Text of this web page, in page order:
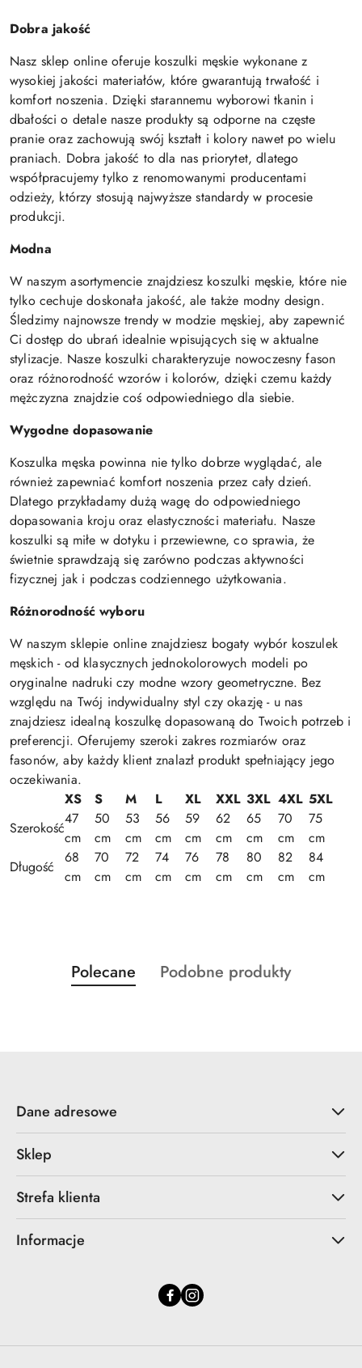
Dobra jakość
Nasz sklep online oferuje koszulki męskie wykonane z
wysokiej jakości materiałów, które gwarantują trwałość i
komfort noszenia. Dzięki starannemu wyborowi tkanin i
dbałości o detale nasze produkty są odporne na częste
pranie oraz zachowują swój kształt i kolory nawet po wielu
praniach. Dobra jakość to dla nas priorytet, dlatego
współpracujemy tylko z renomowanymi producentami
odzieży, którzy stosują najwyższe standardy w procesie
produkcji.
Modna
W naszym asortymencie znajdziesz koszulki męskie, które nie
tylko cechuje doskonała jakość, ale także modny design.
Śledzimy najnowsze trendy w modzie męskiej, aby zapewnić
Ci dostęp do ubrań idealnie wpisujących się w aktualne
stylizacje. Nasze koszulki charakteryzuje nowoczesny fason
oraz różnorodność wzorów i kolorów, dzięki czemu każdy
mężczyzna znajdzie coś odpowiedniego dla siebie.
Wygodne dopasowanie
Koszulka męska powinna nie tylko dobrze wyglądać, ale
również zapewniać komfort noszenia przez cały dzień.
Dlatego przykładamy dużą wagę do odpowiedniego
dopasowania kroju oraz elastyczności materiału. Nasze
koszulki są miłe w dotyku i przewiewne, co sprawia, że
świetnie sprawdzają się zarówno podczas aktywności
fizycznej jak i podczas codziennego użytkowania.
Różnorodność wyboru
W naszym sklepie online znajdziesz bogaty wybór koszulek
męskich - od klasycznych jednokolorowych modeli po
oryginalne nadruki czy modne wzory geometryczne. Bez
względu na Twój indywidualny styl czy okazję - u nas
znajdziesz idealną koszulkę dopasowaną do Twoich potrzeb i
preferencji. Oferujemy szeroki zakres rozmiarów oraz
fasonów, aby każdy klient znalazł produkt spełniający jego
oczekiwania.
XS
S M L XL XXL 3XL 4XL 5XL
Szerokość
47
cm
50
cm
53
cm
56
cm
59
cm
62
cm
65
cm
70
cm
75
cm
Długość
68
cm
70
cm
72
cm
74
cm
76
cm
78
cm
80
cm
82
cm
84
cm
Pomiń karuzelę produktów
Produkty
o
Polecane
Produkty
Podobne produkty
Dane adresowe
Sklep
Strefa klienta
Informacje